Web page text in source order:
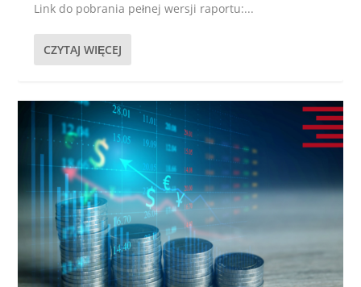
Link do pobrania pełnej wersji raportu:...
CZYTAJ WIĘCEJ